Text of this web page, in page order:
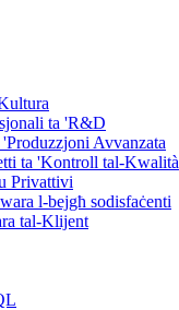
ta 'R&D
Avvanzata
ta 'Kontroll tal-Kwalità
Privattivi
l-bejgħ sodisfaċenti
tal-Klijent